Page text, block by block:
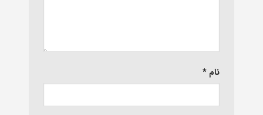
نام *